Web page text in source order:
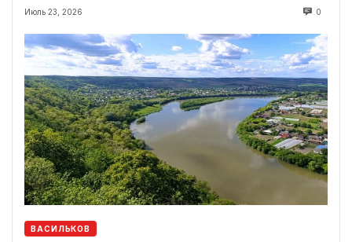
Июль 23, 2026 0
ВАСИЛЬКОВ